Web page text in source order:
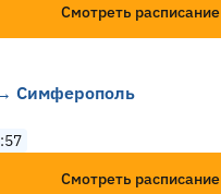
Смотреть расписание
Симферополь
Смотреть расписание